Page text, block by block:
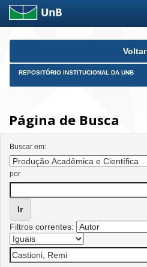
Skip
Voltar
REPOSITÓRIO INSTITUCIONAL DA UNB
Página de Busca
Buscar em:
por
Filtros correntes: